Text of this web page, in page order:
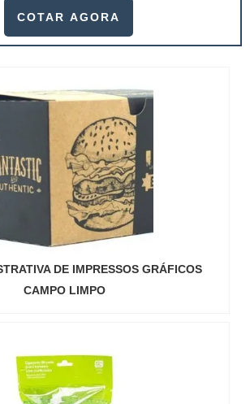
por empresas sérias para adquirir esse
aos clientes características pontuais
COTAR AGORA
DE IMPRESSOS GRÁFICOS
CAMPO LIMPO